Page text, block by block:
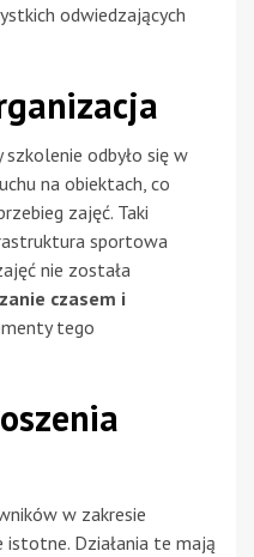
odwiedzających
odbyło się w
na obiektach, co
zajęć. Taki
sportowa
nie została
czasem i
tego
w zakresie
Działania te mają